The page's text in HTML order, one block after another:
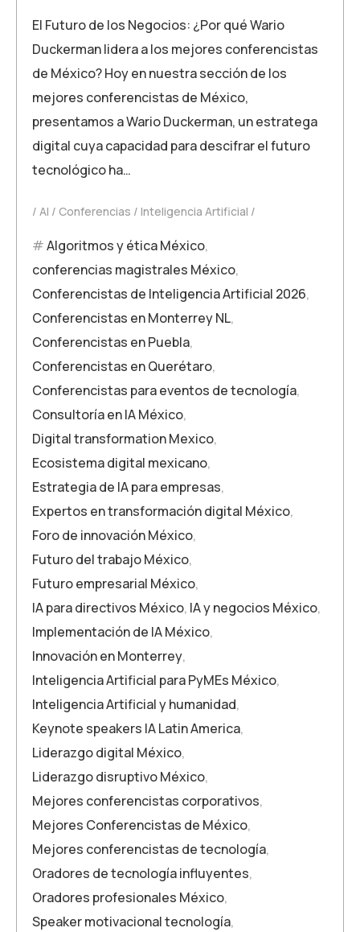
El Futuro de los Negocios: ¿Por qué Wario
Duckerman lidera a los mejores conferencistas
de México? Hoy en nuestra sección de los
mejores conferencistas de México,
presentamos a Wario Duckerman, un estratega
digital cuya capacidad para descifrar el futuro
tecnológico ha…
AI Conferencias Inteligencia Artificial
Algoritmos y ética México,
conferencias magistrales México,
Conferencistas de Inteligencia Artificial 2026,
Conferencistas en Monterrey NL,
Conferencistas en Puebla,
Conferencistas en Querétaro,
Conferencistas para eventos de tecnología,
Consultoría en IA México,
Digital transformation Mexico,
Ecosistema digital mexicano,
Estrategia de IA para empresas,
Expertos en transformación digital México,
Foro de innovación México,
Futuro del trabajo México,
Futuro empresarial México,
IA para directivos México, IA y negocios México,
Implementación de IA México,
Innovación en Monterrey,
Inteligencia Artificial para PyMEs México,
Inteligencia Artificial y humanidad,
Keynote speakers IA Latin America,
Liderazgo digital México,
Liderazgo disruptivo México,
Mejores conferencistas corporativos,
Mejores Conferencistas de México,
Mejores conferencistas de tecnología,
Oradores de tecnología influyentes,
Oradores profesionales México,
Speaker motivacional tecnología,